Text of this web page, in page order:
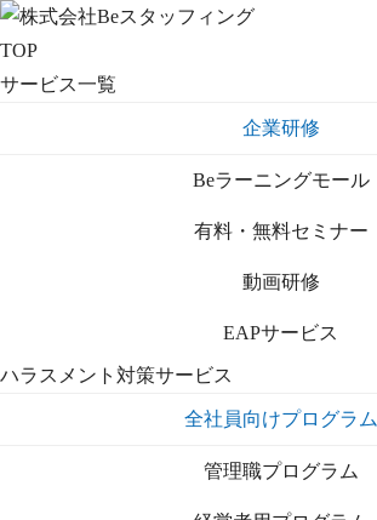
TOP
サービス一覧
企業研修
Beラーニングモール
有料・無料セミナー
動画研修
EAPサービス
ハラスメント対策サービス
全社員向けプログラム
管理職プログラム